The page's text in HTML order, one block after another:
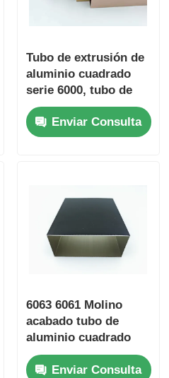
disipadores de calor de
Tubo de extrusión de
aluminio cuadrado
serie 6000, tubo de
aluminio grueso
Enviar Consulta
6063 6061 Molino
acabado tubo de
aluminio cuadrado
decorativo, tubo de
aluminio rectangular
Enviar Consulta